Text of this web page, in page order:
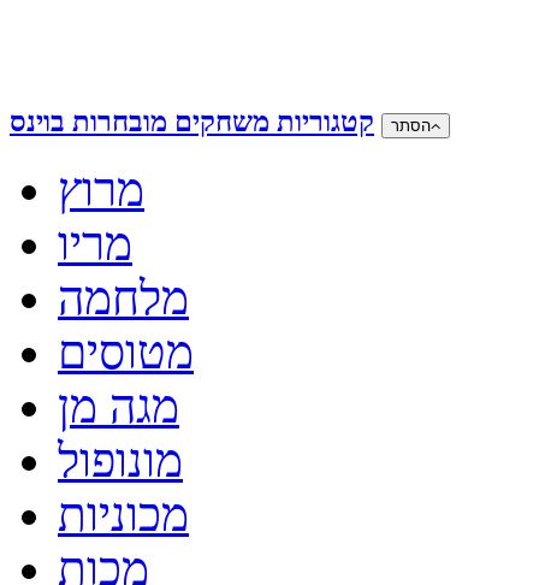
קטגוריות משחקים מובחרות בוינס הסתר
מרוץ
מריו
מלחמה
מטוסים
מגה מן
מונופול
מכוניות
מכות